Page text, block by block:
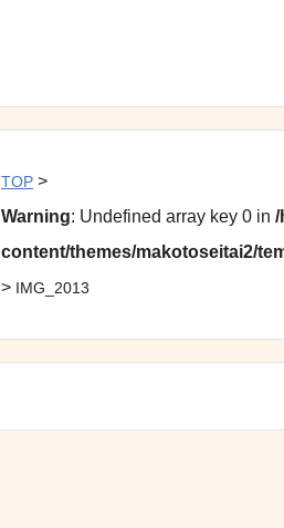
TOP >
Warning: Undefined array key 0 in /
content/themes/makotoseitai2/
> IMG_2013